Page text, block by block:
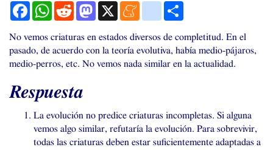
FacebookWhatsApp
RedditMastodon
X Meneameblogger_post
No vemos criaturas en estados diversos de completitud. En el
pasado, de acuerdo con la teoría evolutiva, había medio-pájaros,
medio-perros, etc. No vemos nada similar en la actualidad.
Respuesta
La evolución no predice criaturas incompletas. Si alguna
vemos algo similar, refutaría la evolución. Para sobrevivir,
todas las criaturas deben estar suficientemente adaptadas a